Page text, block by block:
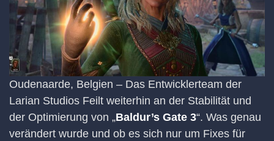
Oudenaarde, Belgien – Das Entwicklerteam der
Larian Studios Feilt weiterhin an der Stabilität und
der Optimierung von „Baldur’s Gate 3“. Was genau
verändert wurde und ob es sich nur um Fixes für